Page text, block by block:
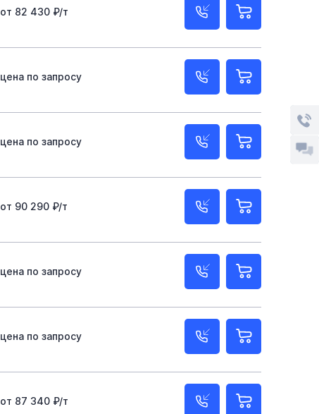
от 82 430 ₽/т
цена по запросу
цена по запросу
от 90 290 ₽/т
цена по запросу
цена по запросу
от 87 340 ₽/т